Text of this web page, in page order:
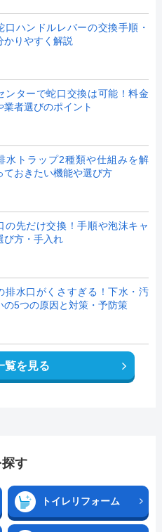
口ハンドルレバーの交換手順・
かりやすく解説
ンターで蛇口交換は可能！料金
業者選びのポイント
水トラップ2種類や仕組みを解
ておきたい機能や選び方
の先だけ交換！手順や泡沫キャ
び方・手入れ
排水口がくさすぎる！下水・汚
の5つの原因と対策・予防策
覧を見る
す
トイレリフォーム